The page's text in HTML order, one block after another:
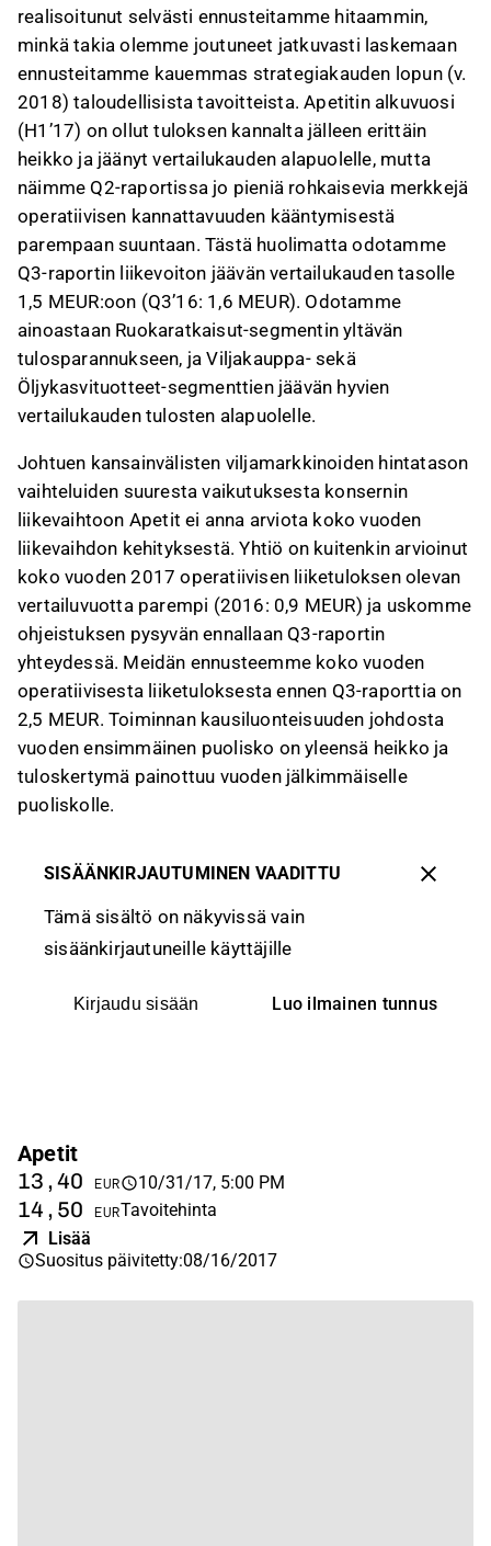
realisoitunut selvästi ennusteitamme hitaammin,
minkä takia olemme joutuneet jatkuvasti laskemaan
ennusteitamme kauemmas strategiakauden lopun (v.
2018) taloudellisista tavoitteista. Apetitin alkuvuosi
(H1’17) on ollut tuloksen kannalta jälleen erittäin
heikko ja jäänyt vertailukauden alapuolelle, mutta
näimme Q2-raportissa jo pieniä rohkaisevia merkkejä
operatiivisen kannattavuuden kääntymisestä
parempaan suuntaan. Tästä huolimatta odotamme
Q3-raportin liikevoiton jäävän vertailukauden tasolle
1,5 MEUR:oon (Q3’16: 1,6 MEUR). Odotamme
ainoastaan Ruokaratkaisut-segmentin yltävän
tulosparannukseen, ja Viljakauppa- sekä
Öljykasvituotteet-segmenttien jäävän hyvien
vertailukauden tulosten alapuolelle.
Johtuen kansainvälisten viljamarkkinoiden hintatason
vaihteluiden suuresta vaikutuksesta konsernin
liikevaihtoon Apetit ei anna arviota koko vuoden
liikevaihdon kehityksestä. Yhtiö on kuitenkin arvioinut
koko vuoden 2017 operatiivisen liiketuloksen olevan
vertailuvuotta parempi (2016: 0,9 MEUR) ja uskomme
ohjeistuksen pysyvän ennallaan Q3-raportin
yhteydessä. Meidän ennusteemme koko vuoden
operatiivisesta liiketuloksesta ennen Q3-raporttia on
2,5 MEUR. Toiminnan kausiluonteisuuden johdosta
vuoden ensimmäinen puolisko on yleensä heikko ja
tuloskertymä painottuu vuoden jälkimmäiselle
puoliskolle.
SISÄÄNKIRJAUTUMINEN VAADITTU
Tämä sisältö on näkyvissä vain
sisäänkirjautuneille käyttäjille
Kirjaudu sisään Luo ilmainen tunnus
Apetit
13,40 EUR 10/31/17, 5:00 PM
14,50 EURTavoitehinta
Lisää
Suositus päivitetty:08/16/2017